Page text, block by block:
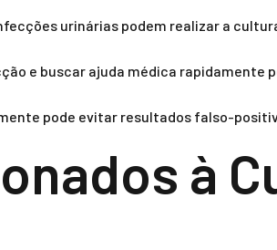
urinárias podem realizar a
e buscar ajuda médica rapidamente
pode evitar resultados falso-
à